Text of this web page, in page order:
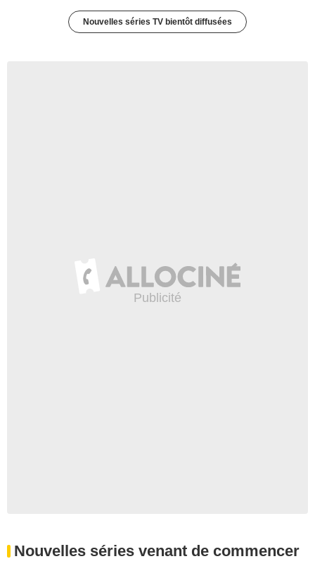
Nouvelles séries TV bientôt diffusées
Nouvelles séries venant de commencer